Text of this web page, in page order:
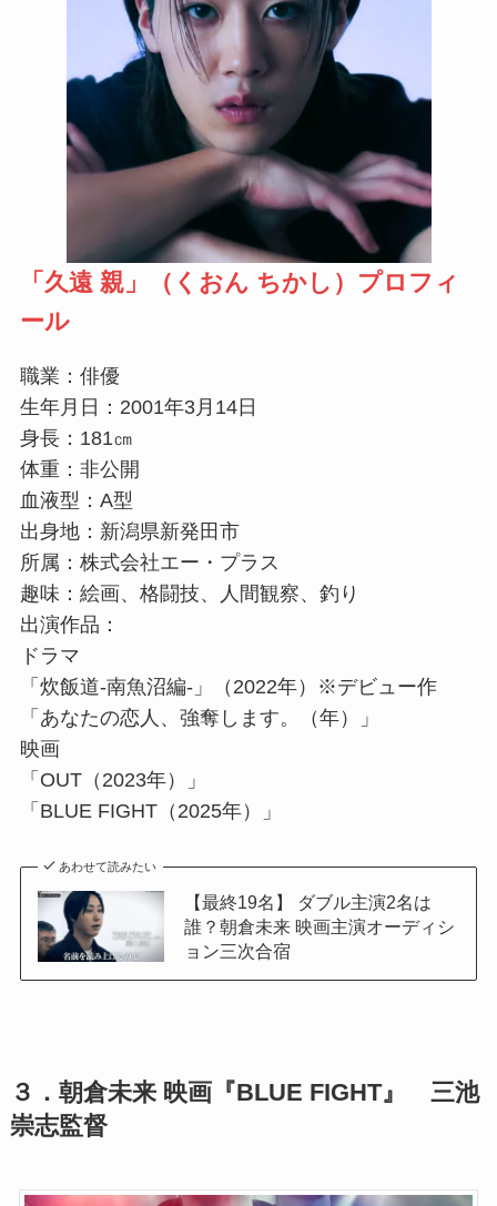
「 久遠 親」（くおん ちかし）プロフィ
ール
職業：俳優
生年月日：2001年3月14日
身長：181㎝
体重：非公開
血液型：A型
出身地：新潟県新発田市
所属：株式会社エー・プラス
趣味：絵画、格闘技、人間観察、釣り
出演作品：
ドラマ
「炊飯道-南魚沼編-」（2022年）※デビュー作
「あなたの恋人、強奪します。（年）」
映画
「OUT（2023年）」
「BLUE FIGHT（2025年）」
あわせて読みたい
【最終19名】 ダブル主演2名は
誰？朝倉未来 映画主演オーディシ
ョン三次合宿
３．朝倉未来 映画『BLUE FIGHT』 三池
崇志監督